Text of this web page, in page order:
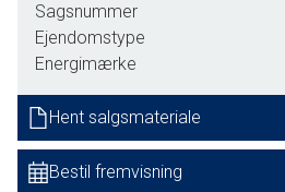
Køkkenmed spiseplads
Opholdsstue med nedgang til:
regulær lysfyldt havestue med
brændeovn samt udgang til meget
haveanlæg.
Sagsnummer
Ejendomstype
Energimærke
Hent salgsmateriale
Bestil fremvisning